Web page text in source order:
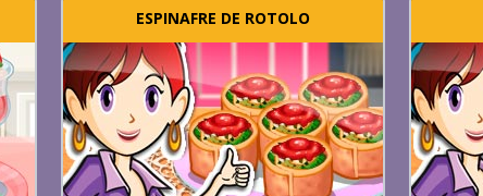
ESPINAFRE DE ROTOLO